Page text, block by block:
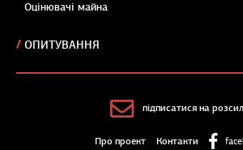
Оцінювачі майна
ОПИТУВАННЯ
підписатися на
Про проект Контакти